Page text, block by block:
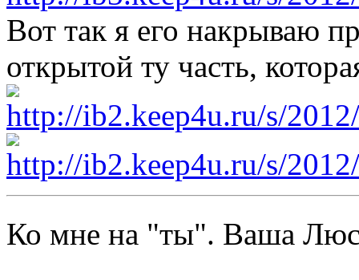
Вот так я его накрываю
открытой ту часть,
Ко мне на "ты". Ваша